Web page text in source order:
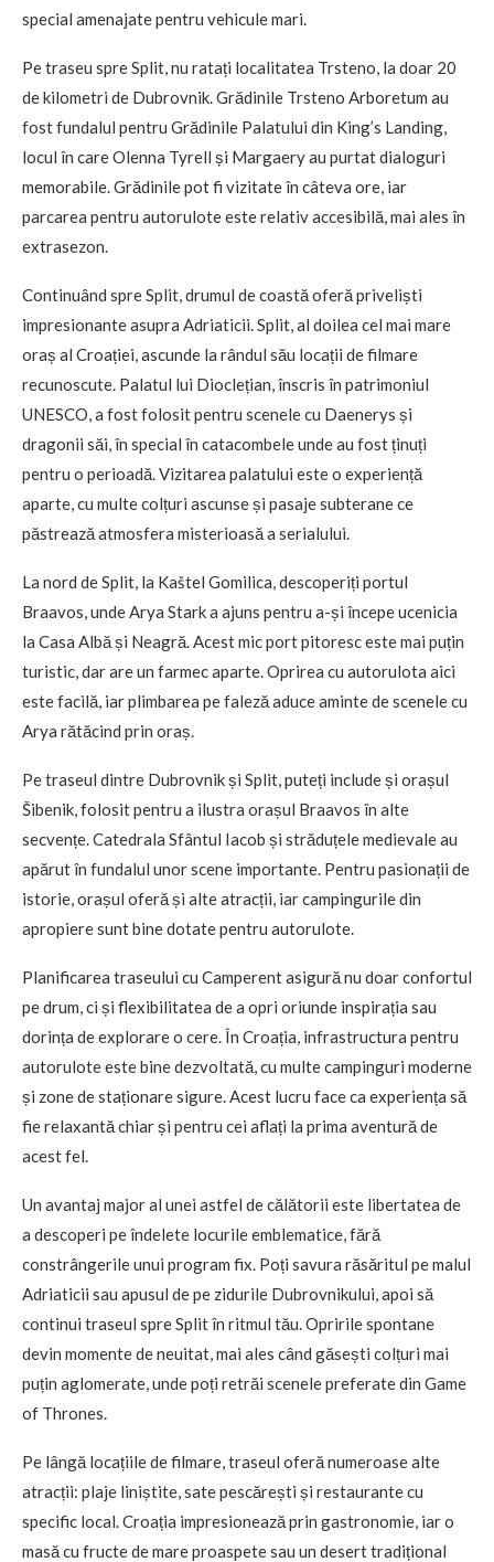
special amenajate pentru vehicule mari.
Pe traseu spre Split, nu ratați localitatea Trsteno, la doar 20
de kilometri de Dubrovnik. Grădinile Trsteno Arboretum au
fost fundalul pentru Grădinile Palatului din King’s Landing,
locul în care Olenna Tyrell și Margaery au purtat dialoguri
memorabile. Grădinile pot fi vizitate în câteva ore, iar
parcarea pentru autorulote este relativ accesibilă, mai ales în
extrasezon.
Continuând spre Split, drumul de coastă oferă priveliști
impresionante asupra Adriaticii. Split, al doilea cel mai mare
oraș al Croației, ascunde la rândul său locații de filmare
recunoscute. Palatul lui Dioclețian, înscris în patrimoniul
UNESCO, a fost folosit pentru scenele cu Daenerys și
dragonii săi, în special în catacombele unde au fost ținuți
pentru o perioadă. Vizitarea palatului este o experiență
aparte, cu multe colțuri ascunse și pasaje subterane ce
păstrează atmosfera misterioasă a serialului.
La nord de Split, la Kaštel Gomilica, descoperiți portul
Braavos, unde Arya Stark a ajuns pentru a-și începe ucenicia
la Casa Albă și Neagră. Acest mic port pitoresc este mai puțin
turistic, dar are un farmec aparte. Oprirea cu autorulota aici
este facilă, iar plimbarea pe faleză aduce aminte de scenele cu
Arya rătăcind prin oraș.
Pe traseul dintre Dubrovnik și Split, puteți include și orașul
Šibenik, folosit pentru a ilustra orașul Braavos în alte
secvențe. Catedrala Sfântul Iacob și străduțele medievale au
apărut în fundalul unor scene importante. Pentru pasionații de
istorie, orașul oferă și alte atracții, iar campingurile din
apropiere sunt bine dotate pentru autorulote.
Planificarea traseului cu Camperent asigură nu doar confortul
pe drum, ci și flexibilitatea de a opri oriunde inspirația sau
dorința de explorare o cere. În Croația, infrastructura pentru
autorulote este bine dezvoltată, cu multe campinguri moderne
și zone de staționare sigure. Acest lucru face ca experiența să
fie relaxantă chiar și pentru cei aflați la prima aventură de
acest fel.
Un avantaj major al unei astfel de călătorii este libertatea de
a descoperi pe îndelete locurile emblematice, fără
constrângerile unui program fix. Poți savura răsăritul pe malul
Adriaticii sau apusul de pe zidurile Dubrovnikului, apoi să
continui traseul spre Split în ritmul tău. Opririle spontane
devin momente de neuitat, mai ales când găsești colțuri mai
puțin aglomerate, unde poți retrăi scenele preferate din Game
of Thrones.
Pe lângă locațiile de filmare, traseul oferă numeroase alte
atracții: plaje liniștite, sate pescărești și restaurante cu
specific local. Croația impresionează prin gastronomie, iar o
masă cu fructe de mare proaspete sau un desert tradițional